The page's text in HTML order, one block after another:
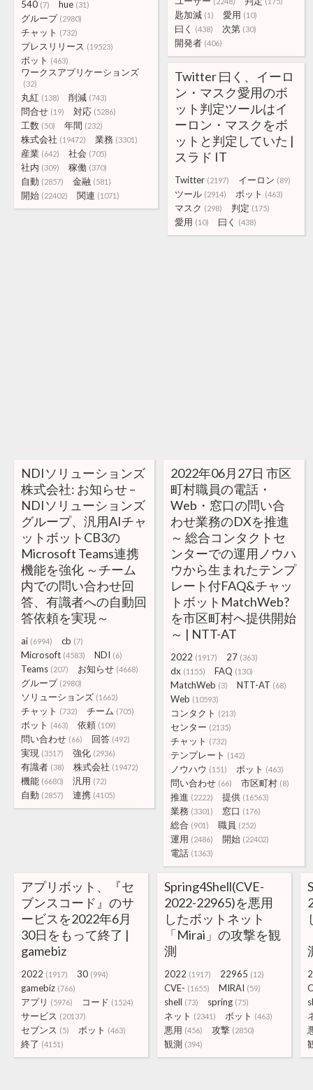
540 (7) hue (31)
グループ (2980)
チャット (732)
プレスリリース (19523)
ボット (463)
ワークスアプリケーションズ
(32)
丸紅 (138) 削減 (743)
問合せ (19) 対応 (5286)
工数 (50) 年間 (232)
株式会社 (19472) 業務 (3301)
産業 (642) 社会 (705)
社内 (309) 稼働 (370)
自動 (2857) 金融 (581)
開始 (22402) 関連 (1071)
匙加減 (1) 愛用 (10)
曰く (438) 次第 (30)
開発者 (406)
Twitter 曰く、イーロ
ン・マスク愛用のボ
ット判定ツールはイ
ーロン・マスクをボ
ットと判定していた |
スラド IT
Twitter (2197) イーロン (89)
ツール (2914) ボット (463)
マスク (298) 判定 (175)
愛用 (10) 曰く (438)
NDIソリューションズ
株式会社: お知らせ –
NDIソリューションズ
グループ、汎用AIチャ
ットボットCB3の
Microsoft Teams連携
機能を強化 ～チーム
内での問い合わせ回
答、有識者への自動回
答依頼を実現～
ai (6994) cb (7)
Microsoft (4583) NDI (6)
Teams (207) お知らせ (4668)
グループ (2980)
ソリューションズ (1662)
チャット (732) チーム (705)
ボット (463) 依頼 (109)
問い合わせ (66) 回答 (492)
実現 (3517) 強化 (2936)
有識者 (38) 株式会社 (19472)
機能 (6680) 汎用 (72)
自動 (2857) 連携 (4105)
2022年06月27日 市区
町村職員の電話・
Web・窓口の問い合
わせ業務のDXを推進
～ 総合コンタクトセ
ンターでの運用ノウハ
ウから生まれたテンプ
レート付FAQ&チャッ
トボットMatchWeb?
を市区町村へ提供開始
～ | NTT-AT
2022 (1917) 27 (363)
dx (1155) FAQ (130)
MatchWeb (3) NTT-AT (68)
Web (10593)
コンタクト (213)
センター (2135)
チャット (732)
テンプレート (142)
ノウハウ (151) ボット (463)
問い合わせ (66) 市区町村 (8)
推進 (2222) 提供 (16563)
業務 (3301) 窓口 (176)
総合 (901) 職員 (252)
運用 (2486) 開始 (22402)
電話 (1363)
アプリボット、『セ
ブンスコード』のサ
ービスを2022年6月
30日をもって終了 |
gamebiz
2022 (1917) 30 (994)
gamebiz (766)
アプリ (5976) コード (1524)
サービス (20137)
セブンス (5) ボット (463)
終了 (4151)
Spring4Shell(CVE-
2022-22965)を悪用
したボットネット
「Mirai」の攻撃を観
測
2022 (1917) 22965 (12)
CVE- (1655) MIRAI (59)
shell (73) spring (75)
ネット (2341) ボット (463)
悪用 (456) 攻撃 (2850)
観測 (394)